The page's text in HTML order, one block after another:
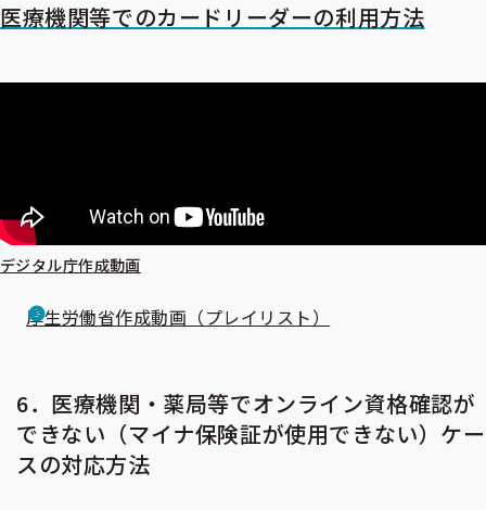
医療機関等でのカードリーダーの利用方法
デジタル庁作成動画
厚生労働省作成動画（プレイリスト）
6．医療機関・薬局等でオンライン資格確認が
できない（マイナ保険証が使用できない）ケー
スの対応方法